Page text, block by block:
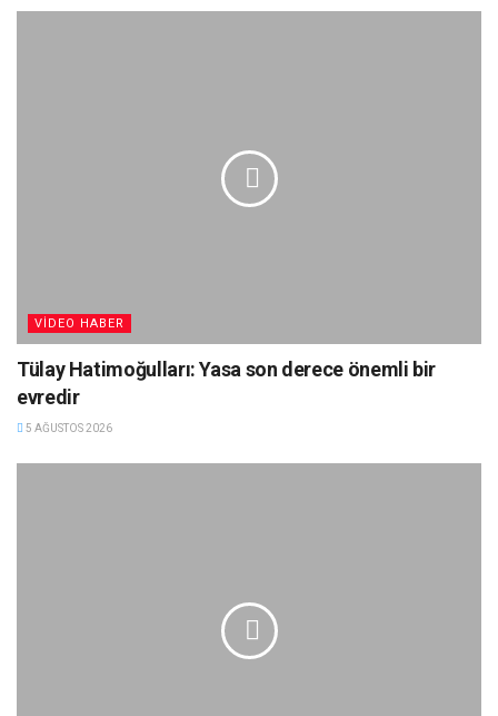
VIDEO HABER
Tülay Hatimoğulları: Yasa son derece önemli bir
evredir
5 AĞUSTOS 2026